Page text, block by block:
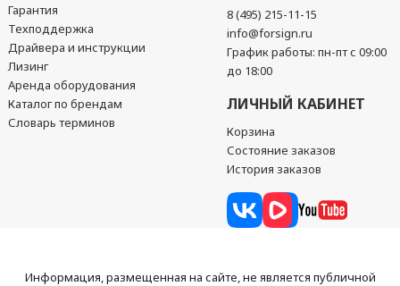
Гарантия
Техподдержка
Драйвера и инструкции
Лизинг
Аренда оборудования
Каталог по брендам
Словарь терминов
8 (495) 215-11-15
info@forsign.ru
График работы: пн-пт с 09:00
до 18:00
ЛИЧНЫЙ КАБИНЕТ
Корзина
Состояние заказов
История заказов
Информация, размещенная на сайте, не является публичной